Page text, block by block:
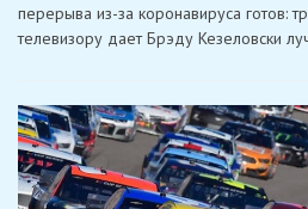
перерыва из-за коронавируса готов:
телевизору дает Брэду Кезеловски